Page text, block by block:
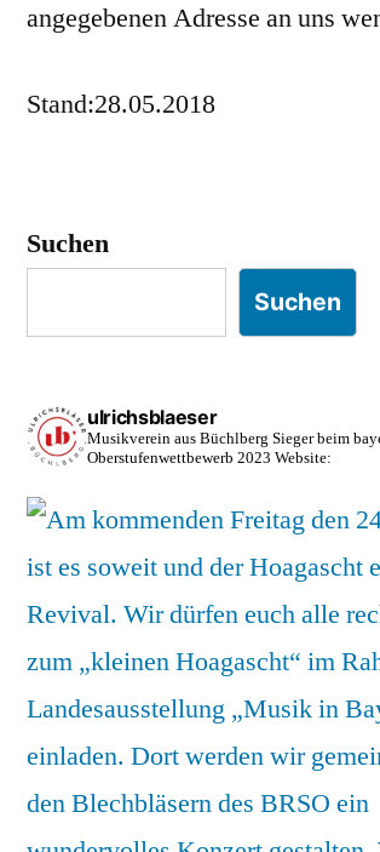
angegebenen Adresse an uns
Stand:28.05.2018
Suchen
Suchen
ulrichsblaeser
Musikverein aus Büchlberg Sieger beim
Oberstufenwettbewerb 2023 Website: